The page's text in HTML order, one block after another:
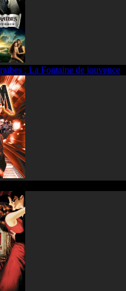
: La Fontaine de jouvence